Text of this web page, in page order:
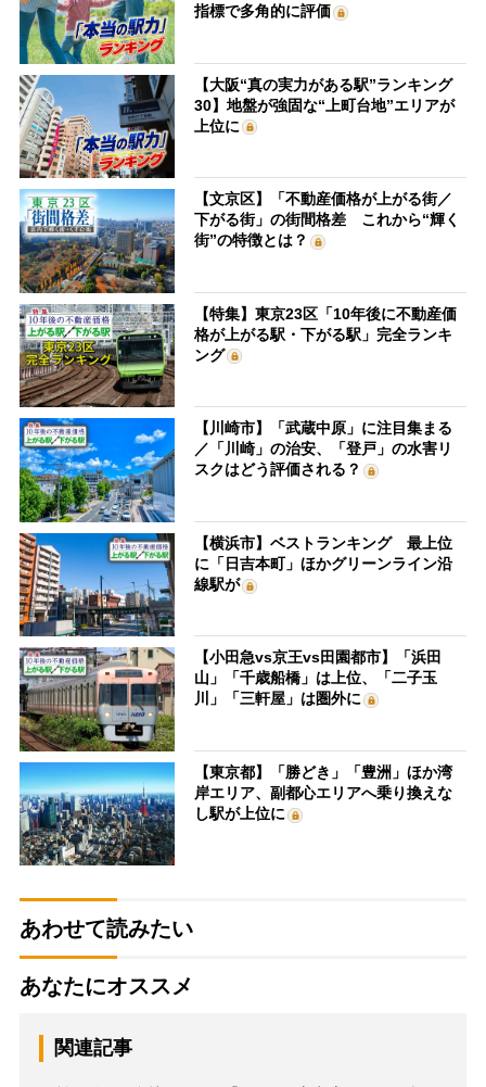
指標で多角的に評価
【大阪“真の実力がある駅”ランキング
30】地盤が強固な“上町台地”エリアが
上位に
【文京区】「不動産価格が上がる街／
下がる街」の街間格差 これから“輝く
街”の特徴とは？
【特集】東京23区「10年後に不動産価
格が上がる駅・下がる駅」完全ランキ
ング
【川崎市】「武蔵中原」に注目集まる
／「川崎」の治安、「登戸」の水害リ
スクはどう評価される？
【横浜市】ベストランキング 最上位
に「日吉本町」ほかグリーンライン沿
線駅が
【小田急vs京王vs田園都市】「浜田
山」「千歳船橋」は上位、「二子玉
川」「三軒屋」は圏外に
【東京都】「勝どき」「豊洲」ほか湾
岸エリア、副都心エリアへ乗り換えな
し駅が上位に
あわせて読みたい
あなたにオススメ
関連記事